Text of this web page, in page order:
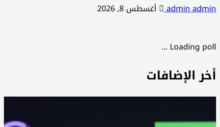
admin أغسطس 8, 2026
Loading
الإضافات